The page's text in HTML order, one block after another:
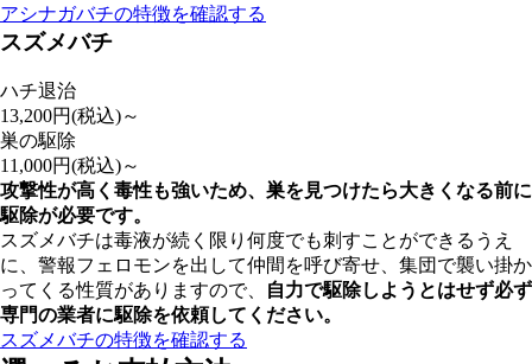
アシナガバチの特徴を確認する
スズメバチ
ハチ退治
13,200円(税込)～
巣の駆除
11,000円(税込)～
攻撃性が高く毒性も強いため、巣を見つけたら大きくなる前に
駆除が必要です。
スズメバチは毒液が続く限り何度でも刺すことができるうえ
に、警報フェロモンを出して仲間を呼び寄せ、集団で襲い掛か
ってくる性質がありますので、
自力で駆除しようとはせず必ず
専門の業者に駆除を依頼してください。
スズメバチの特徴を確認する